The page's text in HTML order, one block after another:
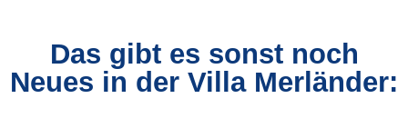
Das gibt es sonst noch
Neues in der Villa Merländer: